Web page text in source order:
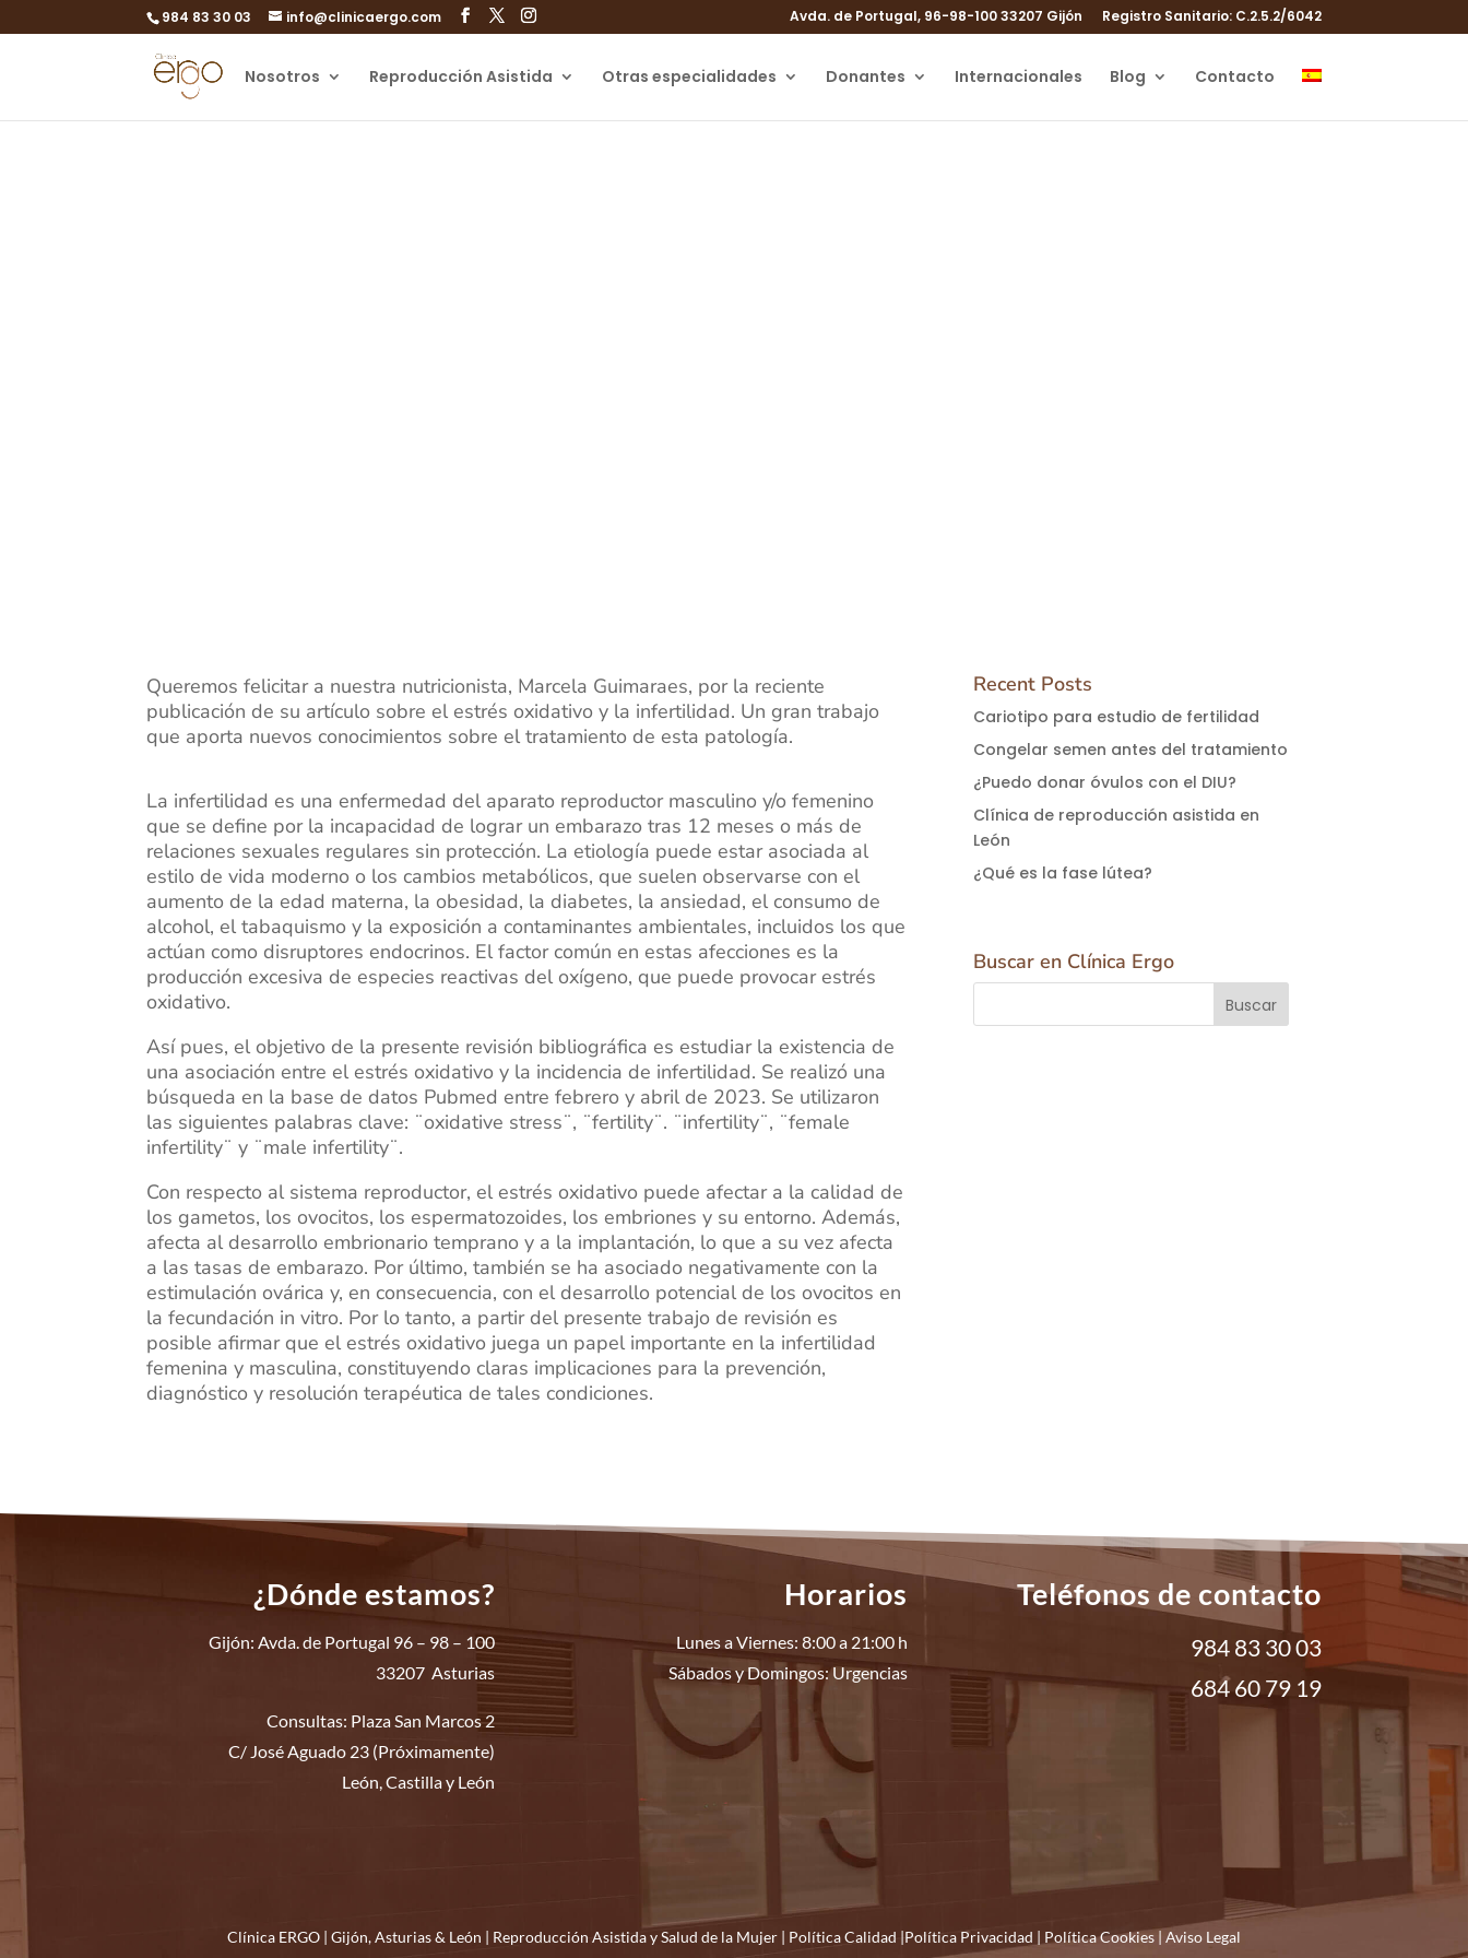
984 83 30 03 info@clinicaergo.com Avda. de Portugal, 96-98-100 33207 Gijón Registro Sanitario: C.2.5.2/6042
Nosotros Reproducción Asistida Otras especialidades Donantes Internacionales Blog Contacto
Queremos felicitar a nuestra nutricionista, Marcela Guimaraes, por la reciente
publicación de su artículo sobre el estrés oxidativo y la infertilidad. Un gran trabajo
que aporta nuevos conocimientos sobre el tratamiento de esta patología.
La infertilidad es una enfermedad del aparato reproductor masculino y/o femenino
que se define por la incapacidad de lograr un embarazo tras 12 meses o más de
relaciones sexuales regulares sin protección. La etiología puede estar asociada al
estilo de vida moderno o los cambios metabólicos, que suelen observarse con el
aumento de la edad materna, la obesidad, la diabetes, la ansiedad, el consumo de
alcohol, el tabaquismo y la exposición a contaminantes ambientales, incluidos los que
actúan como disruptores endocrinos. El factor común en estas afecciones es la
producción excesiva de especies reactivas del oxígeno, que puede provocar estrés
oxidativo.
Así pues, el objetivo de la presente revisión bibliográfica es estudiar la existencia de
una asociación entre el estrés oxidativo y la incidencia de infertilidad. Se realizó una
búsqueda en la base de datos Pubmed entre febrero y abril de 2023. Se utilizaron
las siguientes palabras clave: ¨oxidative stress¨, ¨fertility¨. ¨infertility¨, ¨female
infertility¨ y ¨male infertility¨.
Con respecto al sistema reproductor, el estrés oxidativo puede afectar a la calidad de
los gametos, los ovocitos, los espermatozoides, los embriones y su entorno. Además,
afecta al desarrollo embrionario temprano y a la implantación, lo que a su vez afecta
a las tasas de embarazo. Por último, también se ha asociado negativamente con la
estimulación ovárica y, en consecuencia, con el desarrollo potencial de los ovocitos en
la fecundación in vitro. Por lo tanto, a partir del presente trabajo de revisión es
posible afirmar que el estrés oxidativo juega un papel importante en la infertilidad
femenina y masculina, constituyendo claras implicaciones para la prevención,
diagnóstico y resolución terapéutica de tales condiciones.
Recent Posts
Cariotipo para estudio de fertilidad
Congelar semen antes del tratamiento
¿Puedo donar óvulos con el DIU?
Clínica de reproducción asistida en
León
¿Qué es la fase lútea?
Buscar en Clínica Ergo
¿Dónde estamos?
Gijón: Avda. de Portugal 96 – 98 – 100
33207 Asturias
Consultas: Plaza San Marcos 2
C/ José Aguado 23 (Próximamente)
León, Castilla y León
Horarios
Lunes a Viernes: 8:00 a 21:00 h
Sábados y Domingos: Urgencias
Teléfonos de contacto
984 83 30 03
684 60 79 19
Clínica ERGO | Gijón,Asturias& León | Reproducción Asistida y Salud de la Mujer | Política Calidad |Política Privacidad | Política Cookies | Aviso Legal